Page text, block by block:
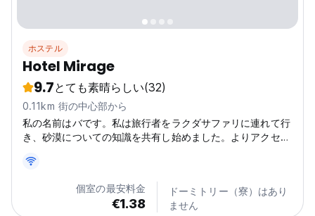
ホステル
Hotel Mirage
9.7とても素晴らしい(32)
0.11km 街の中心部から
私の名前はバです。私は旅行者をラクダサファリに連れて行
き、砂漠についての知識を共有し始めました。よりアクセス
ホテル ミラージュは誕生しました。
個室の最安料金
€1.38
ドーミトリー（寮）はあり
ません